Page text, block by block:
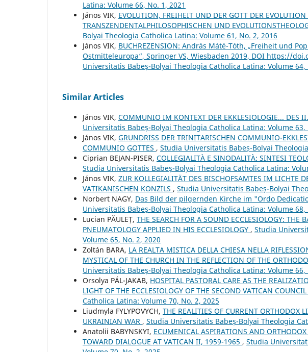
Latina: Volume 66, No. 1, 2021
János VIK, EVOLUTION, FREIHEIT UND DER GOTT DER
TRANSZENDENTALPHILOSOPHISCHEN UND
Bolyai Theologia Catholica Latina: Volume 61, No. 2, 2016
János VIK, BUCHREZENSION: András Máté-Tóth, „Freiheit und
Ostmitteleuropa“, Springer VS, Wiesbaden 2019, DOI https://
Universitatis Babeș-Bolyai Theologia Catholica Latina: Volume 64,
Similar Articles
János VIK, COMMUNIO IM KONTEXT DER EKKLESIOLOGIE... DES
Universitatis Babeș-Bolyai Theologia Catholica Latina: Volume 63,
János VIK, GRUNDRISS DER TRINITARISCHEN COMMUNIO-
COMMUNIO GOTTES , Studia Universitatis Babeș-Bolyai
Ciprian BEJAN-PISER, COLLEGIALITÀ E SINODALITÀ: SINTESI
Studia Universitatis Babeș-Bolyai Theologia Catholica Latina:
János VIK, ZUR KOLLEGIALITÄT DES BISCHOFSAMTES IM LICHTE
VATIKANISCHEN KONZILS , Studia Universitatis Babeș-Bolyai
Norbert NAGY, Das Bild der pilgernden Kirche im "Ordo
Universitatis Babeș-Bolyai Theologia Catholica Latina: Volume 68,
Lucian PĂULEȚ, THE SEARCH FOR A SOUND ECCLESIOLOGY: THE
PNEUMATOLOGY APPLIED IN HIS ECCLESIOLOGY , Studia
Volume 65, No. 2, 2020
Zoltán BARA, LA REALTA MISTICA DELLA CHIESA NELLA
MYSTICAL OF THE CHURCH IN THE REFLECTION OF THE
Universitatis Babeș-Bolyai Theologia Catholica Latina: Volume 66,
Orsolya PÁL-JAKAB, HOSPITAL PASTORAL CARE AS THE
LIGHT OF THE ECCLESIOLOGY OF THE SECOND VATICAN COUNCIL
Catholica Latina: Volume 70, No. 2, 2025
Liudmyla FYLYPOVYCH, THE REALITIES OF CURRENT ORTHODOX
UKRAINIAN WAR , Studia Universitatis Babeș-Bolyai Theologia
Anatolii BABYNSKYI, ECUMENICAL ASPIRATIONS AND
TOWARD DIALOGUE AT VATICAN II, 1959-1965 , Studia